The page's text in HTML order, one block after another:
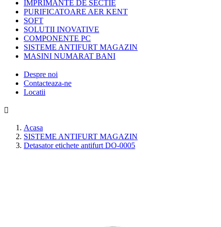
IMPRIMANTE DE SECTIE
PURIFICATOARE AER KENT
SOFT
SOLUTII INOVATIVE
COMPONENTE PC
SISTEME ANTIFURT MAGAZIN
MASINI NUMARAT BANI
Despre noi
Contacteaza-ne
Locatii

Acasa
SISTEME ANTIFURT MAGAZIN
Detasator etichete antifurt DO-0005